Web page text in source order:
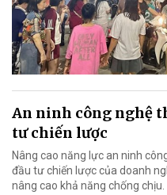
An ninh công nghệ
tư chiến lược
Nâng cao năng lực an ninh
đầu tư chiến lược của doanh
nâng cao khả năng chống chịu.